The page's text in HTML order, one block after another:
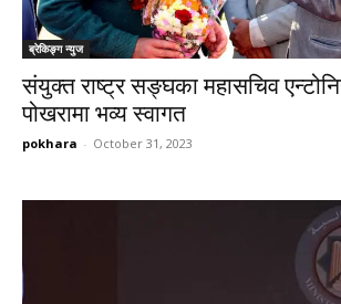
ब्रेकिङ्ग न्युज
संयुक्त राष्ट्र सङ्घका महासचिव
पोखरामा भव्य स्वागत
pokhara - October 31, 2023